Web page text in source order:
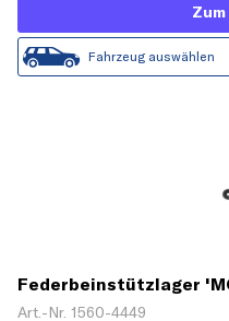
Fahrzeug auswählen
Federbeinstützlager
Art.-Nr. 1560-4449